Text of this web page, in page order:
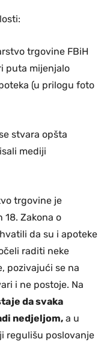
trgovine FBiH
puta mijenjalo
(u prilogu foto
stvara opšta
mediji
trgovine je
Zakona o
da su i apoteke
raditi neke
pozivajući se na
i ne postoje. Na
da svaka
nedjeljom, a u
regulišu poslovanje